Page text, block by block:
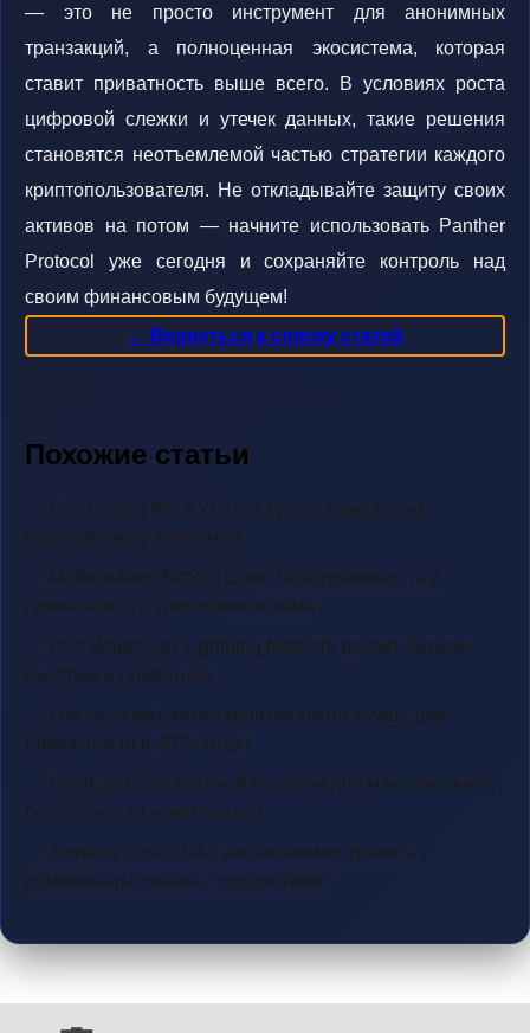
— это не просто инструмент для анонимных
транзакций, а полноценная экосистема, которая
ставит приватность выше всего. В условиях роста
цифровой слежки и утечек данных, такие решения
становятся неотъемлемой частью стратегии каждого
криптопользователя. Не откладывайте защиту своих
активов на потом — начните использовать Panther
Protocol уже сегодня и сохраняйте контроль над
своим финансовым будущем!
← Вернуться к списку статей
Похожие статьи
→ Firo (Zcoin) без KYC: как купить приватную
криптовалюту анонимно
→ Мейнтейнер Bitcoin Core: Псевдонимность и
приватность в криптоэкосистеме
→ Blixt Wallet: как Lightning Network делает биткоин
быстрее и приватнее
→ Firo vs Zcash: какая криптовалюта лучше для
приватности в 2024 году?
→ ColdCard: аппаратный кошелек для максимальной
безопасности криптовалют
→ Tornado Cash cDAI: как анонимно хранить и
обменивать токены с процентами?